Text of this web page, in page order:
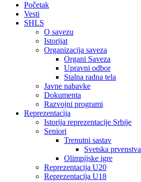
Početak
Vesti
SHLS
O savezu
Istorijat
Organizacija saveza
Organi Saveza
Upravni odbor
Stalna radna tela
Javne nabavke
Dokumenta
Razvojni programi
Reprezentacija
Istorija reprezentacije Srbije
Seniori
Trenutni sastav
Svetska prvenstva
Olimpijske igre
Reprezentacija U20
Reprezentacija U18